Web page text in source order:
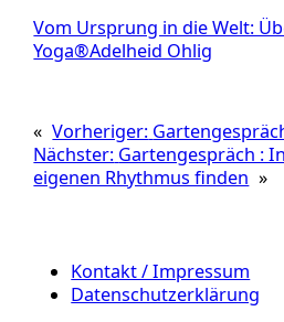
Vom Ursprung in die Welt:
Yoga®Adelheid Ohlig
« Vorheriger:
Nächster: Gartengespräch :
eigenen Rhythmus finden »
Kontakt / Impressum
Datenschutzerklärung